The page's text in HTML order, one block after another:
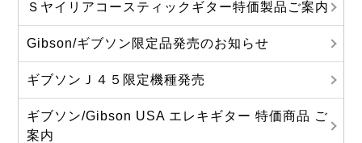
Ｓヤイリアコースティックギター特価製品ご案内
Gibson/ギブソン限定品発売のお知らせ
ギブソンＪ４５限定機種発売
ギブソン/Gibson USA エレキギター 特価商品 ご
案内